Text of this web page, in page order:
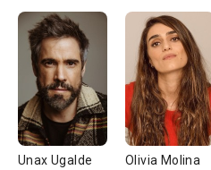
Unax Ugalde Olivia Molina